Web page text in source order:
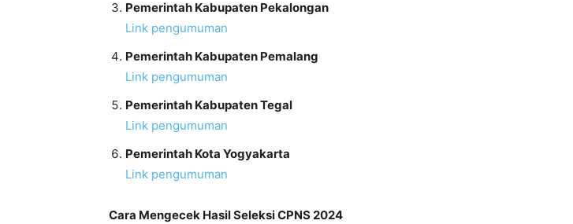
Pemerintah Kabupaten Pekalongan
Link pengumuman
Pemerintah Kabupaten Pemalang
Link pengumuman
Pemerintah Kabupaten Tegal
Link pengumuman
Pemerintah Kota Yogyakarta
Link pengumuman
Cara Mengecek Hasil Seleksi CPNS 2024